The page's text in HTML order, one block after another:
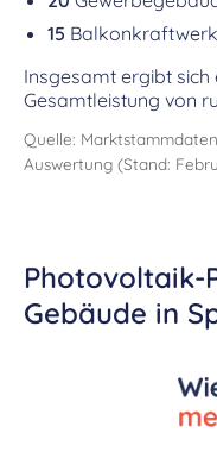
15
Insgesamt ergibt
Gesamtleistung von
Quelle:
Auswertung (Stand:
Photovoltaik-
Gebäude in